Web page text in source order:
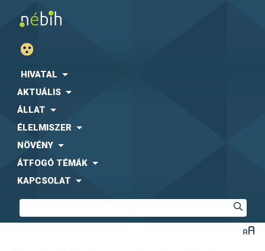
HIVATAL
AKTUÁLIS
ÁLLAT
ÉLELMISZER
NÖVÉNY
ÁTFOGÓ TÉMÁK
KAPCSOLAT